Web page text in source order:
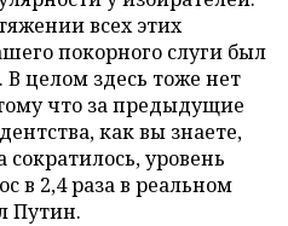
всех этих
покорного слуги был
целом здесь тоже нет
что за предыдущие
как вы знаете,
уровень
в 2,4 раза в реальном
Путин.